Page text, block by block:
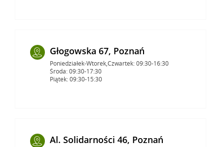
Głogowska 67, Poznań
Poniedziałek-Wtorek,Czwartek: 09:30-16:30
Środa: 09:30-17:30
Piątek: 09:30-15:30
Al. Solidarności 46, Poznań